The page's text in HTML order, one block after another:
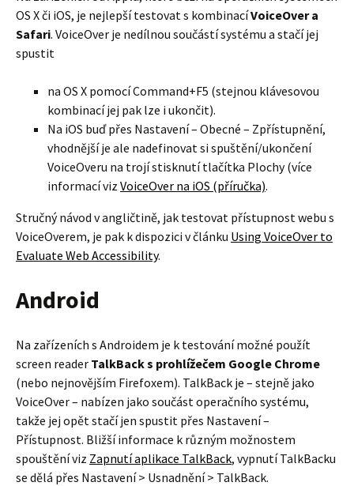
OS X či iOS, je nejlepší testovat s kombinacíVoiceOver a
Safari. VoiceOver je nedílnou součástí systému a stačí jej
spustit
na OS X pomocí Command+F5 (stejnou klávesovou
kombinací jej pak lze i ukončit).
Na iOS buď přes Nastavení – Obecné – Zpřístupnění,
vhodnější je ale nadefinovat si spuštění/ukončení
VoiceOveru na trojí stisknutí tlačítka Plochy (více
informací viz VoiceOver na iOS (příručka).
Stručný návod v angličtině, jak testovat přístupnost webu s
VoiceOverem, je pak k dispozici v článku Using VoiceOver to
Evaluate Web Accessibility.
Android
Na zařízeních s Androidem je k testování možné použít
screen reader TalkBack s prohlížečem Google Chrome
(nebo nejnovějším Firefoxem). TalkBack je – stejně jako
VoiceOver – nabízen jako součást operačního systému,
takže jej opět stačí jen spustit přes Nastavení –
Přístupnost. Bližší informace k různým možnostem
spouštění viz Zapnutí aplikace TalkBack, vypnutí TalkBacku
se dělá přes Nastavení > Usnadnění > TalkBack.